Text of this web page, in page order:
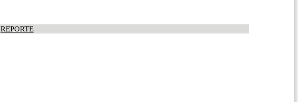
REPORTE